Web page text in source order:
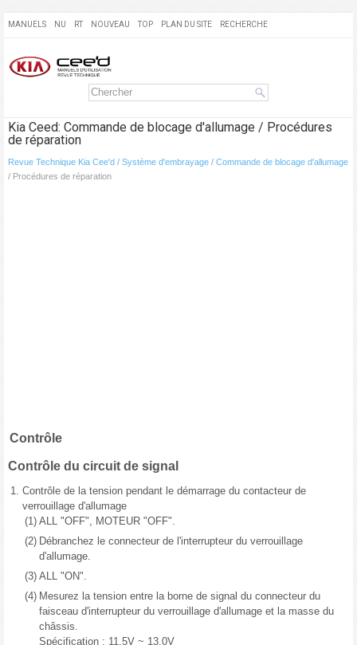
MANUELS NU RT NOUVEAU TOP PLAN DU SITE RECHERCHE
Kia Ceed: Commande de blocage d′allumage / Procédures
de réparation
Revue Technique Kia Cee'd / Système d'embrayage / Commande de blocage d′allumage
/ Procédures de réparation
Contrôle
Contrôle du circuit de signal
1. Contrôle de la tension pendant le démarrage du contacteur de
verrouillage d'allumage
(1) ALL "OFF", MOTEUR "OFF".
(2) Débranchez le connecteur de l'interrupteur du verrouillage
d'allumage.
(3) ALL "ON".
(4) Mesurez la tension entre la borne de signal du connecteur du
faisceau d'interrupteur du verrouillage d'allumage et la masse du
châssis.
Spécification : 11,5V ~ 13,0V